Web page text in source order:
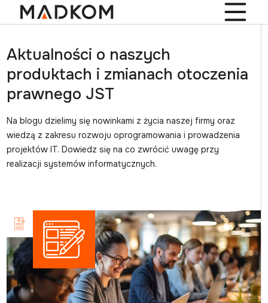
Aktualności o naszych
produktach i zmianach otoczenia
prawnego JST
Na blogu dzielimy się nowinkami z życia naszej firmy oraz
wiedzą z zakresu rozwoju oprogramowania i prowadzenia
projektów IT. Dowiedz się na co zwrócić uwagę przy
realizacji systemów informatycznych.